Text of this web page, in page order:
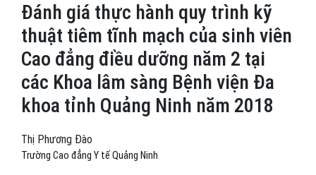
Đánh giá thực hành quy trình kỹ
thuật tiêm tĩnh mạch của sinh viên
Cao đẳng điều dưỡng năm 2 tại
các Khoa lâm sàng Bệnh viện Đa
khoa tỉnh Quảng Ninh năm 2018
Thị Phương Đào
Trường Cao đẳng Y tế Quảng Ninh